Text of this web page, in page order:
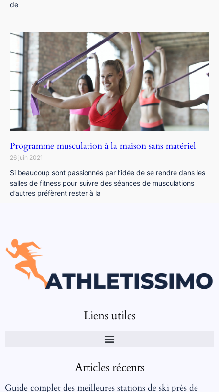
de
Programme musculation à la maison sans matériel
26 juin 2021
Si beaucoup sont passionnés par l’idée de se rendre dans les
salles de fitness pour suivre des séances de musculations ;
d’autres préfèrent rester à la
Liens utiles
Articles récents
Guide complet des meilleures stations de ski près de